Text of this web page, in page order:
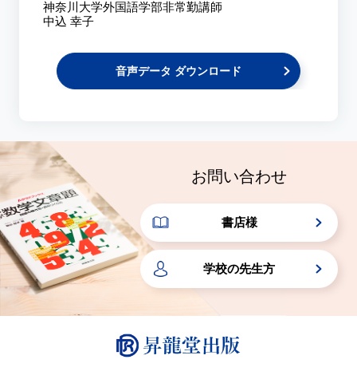
神奈川大学外国語学部非常勤講師
中込 幸子
音声データ ダウンロード
お問い合わせ
書店様
学校の先生方